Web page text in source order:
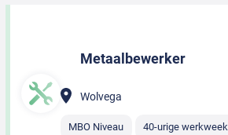
Metaalbewerker
Wolvega
MBO Niveau 40-urige werkweek